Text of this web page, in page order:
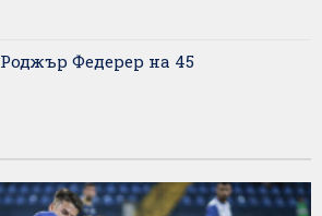
Роджър Федерер на 45